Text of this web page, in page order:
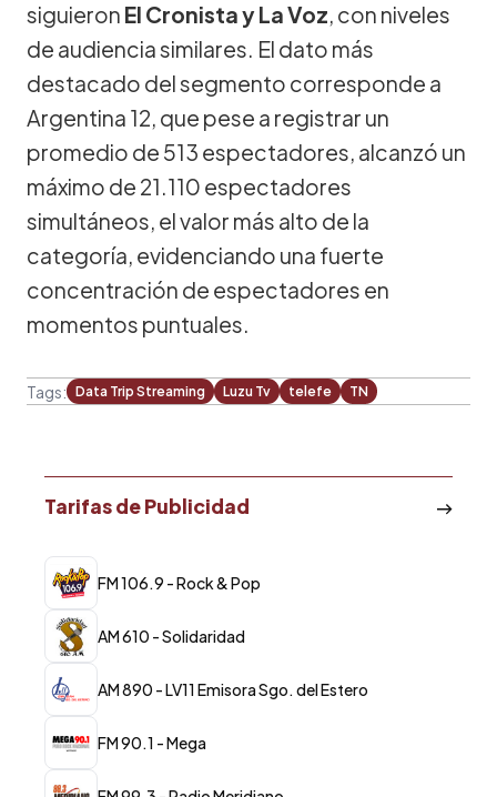
siguieron El Cronista y La Voz, con niveles
de audiencia similares. El dato más
destacado del segmento corresponde a
Argentina 12, que pese a registrar un
promedio de 513 espectadores, alcanzó un
máximo de 21.110 espectadores
simultáneos, el valor más alto de la
categoría, evidenciando una fuerte
concentración de espectadores en
momentos puntuales.
Tags: Data Trip Streaming Luzu Tv telefe TN
Tarifas de Publicidad
FM 106.9 - Rock & Pop
AM 610 - Solidaridad
AM 890 - LV11 Emisora Sgo. del Estero
FM 90.1 - Mega